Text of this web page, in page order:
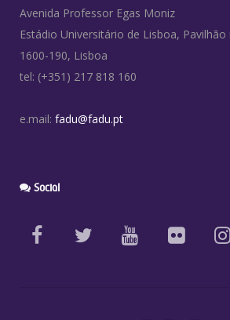
Avenida Professor Egas Moniz
Estádio Universitário de Lisboa, Pavilhão
1600-190, Lisboa
tel: (+351) 217 818 160
e.mail: fadu@fadu.pt
Social